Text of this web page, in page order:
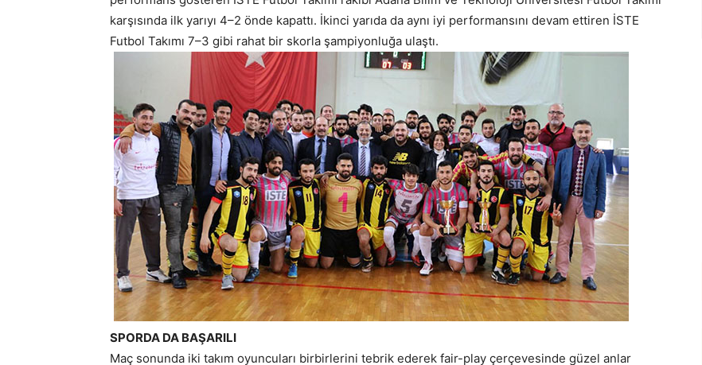
karşısında ilk yarıyı 4–2 önde kapattı. İkinci yarıda da aynı iyi performansını devam ettiren İSTE
Futbol Takımı 7–3 gibi rahat bir skorla şampiyonluğa ulaştı.
SPORDA DA BAŞARILI
Maç sonunda iki takım oyuncuları birbirlerini tebrik ederek fair-play çerçevesinde güzel anlar